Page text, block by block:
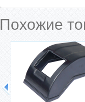
Похожие